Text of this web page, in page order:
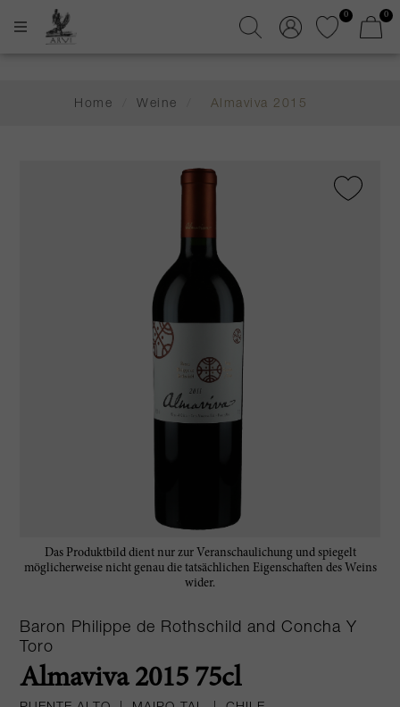
0 0
Home Weine Almaviva 2015
Das Produktbild dient nur zur Veranschaulichung und spiegelt
möglicherweise nicht genau die tatsächlichen Eigenschaften des Weins
wider.
Baron Philippe de Rothschild and Concha Y
Toro
Almaviva 2015 75cl